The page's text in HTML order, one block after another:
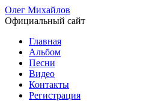
Олег Михайлов
Официальный сайт
Главная
Альбом
Песни
Видео
Контакты
Регистрация